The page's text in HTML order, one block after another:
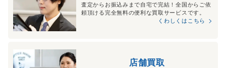
査定からお振込みまで自宅で完結！全国からご依
頼頂ける完全無料の便利な買取サービスです。
くわしくはこちら
店舗買取